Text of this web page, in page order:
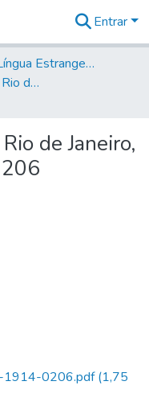
Entrar
Jornais em Língua Estrangeira
Deutsche Zeitung für Rio de Janeiro
de Janeiro,
1914-0206.pdf(1,75